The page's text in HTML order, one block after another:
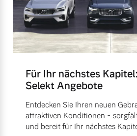
Für Ihr nächstes
Selekt Angebote
Entdecken Sie Ihren neuen
attraktiven Konditionen -
und bereit für Ihr nächstes